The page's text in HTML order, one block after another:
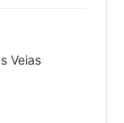
Veias